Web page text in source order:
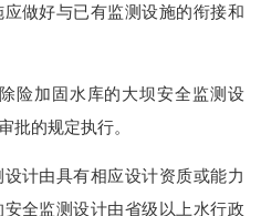
做好与已有监测设施的衔接和
加固水库的大坝安全监测设
批的规定执行。
由具有相应设计资质或能力
全监测设计由省级以上水行政